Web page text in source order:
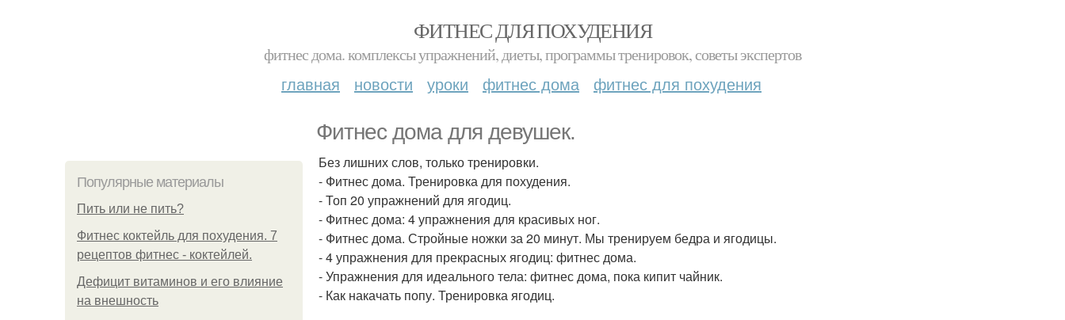
ФИТНЕС ДЛЯ ПОХУДЕНИЯ
фитнес дома. комплексы упражнений, диеты, программы тренировок, советы экспертов
главная новости уроки фитнес дома фитнес для похудения
Фитнес дома для девушек.
Популярные материалы
Пить или не пить?
Фитнес коктейль для похудения. 7
рецептов фитнес - коктейлей.
Дефицит витаминов и его влияние
на внешность
Без лишних слов, только тренировки.
- Фитнес дома. Тренировка для похудения.
- Топ 20 упражнений для ягодиц.
- Фитнес дома: 4 упражнения для красивых ног.
- Фитнес дома. Стройные ножки за 20 минут. Мы тренируем бедра и ягодицы.
- 4 упражнения для прекрасных ягодиц: фитнес дома.
- Упражнения для идеального тела: фитнес дома, пока кипит чайник.
- Как накачать попу. Тренировка ягодиц.